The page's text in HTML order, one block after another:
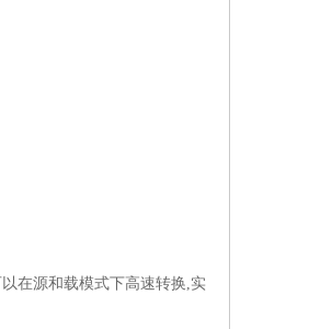
在源和载模式下高速转换,实